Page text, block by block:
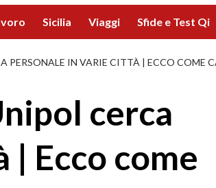
Sicilia Viaggi Sfide e Test Qi
PERSONALE IN VARIE CITTÀ | ECCO COME
cerca
Ecco come